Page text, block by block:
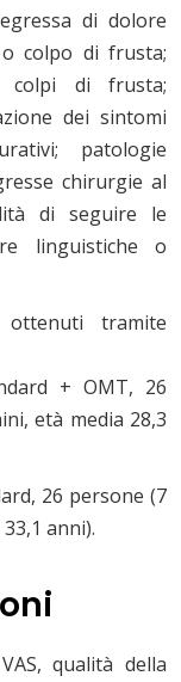
di dolore
colpo di frusta;
colpi di frusta;
dei sintomi
patologie
chirurgie al
di seguire le
linguistiche o
tramite
+ OMT, 26
età media 28,3
26 persone (7
anni).
qualità della